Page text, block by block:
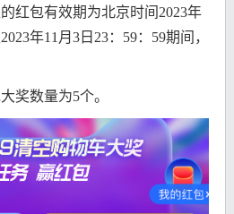
红包有效期为北京时间2023年
年11月3日23：59：59期间，
奖数量为5个。